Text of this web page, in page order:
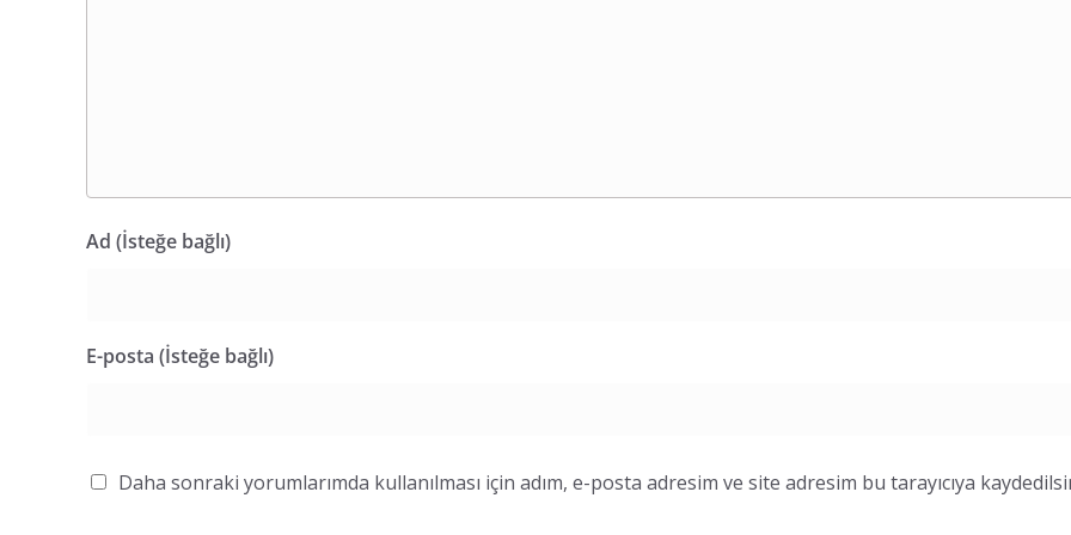
Ad (İsteğe bağlı)
E-posta (İsteğe bağlı)
Daha sonraki yorumlarımda kullanılması için adım, e-posta adresim ve site adresim bu tarayıcıya